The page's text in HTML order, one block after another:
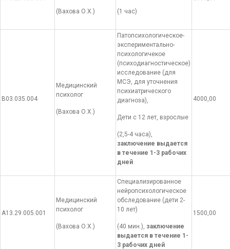
(Вахова О.Х.) (1 час)
В03.035.004
Медицинский
психолог
(Вахова О.Х.)
Патопсихологическое-
экспериментально-
психологичекое
(психодиагностическое)
исследование (для
МСЭ, для уточнения
психиатрического
диагноза),
Дети с 12 лет, взрослые
(2,5-4 часа),
заключение выдается
в течение 1-3 рабочих
дней
4000,00
А13.29.005.001
Медицинский
психолог
(Вахова О.Х.)
Специализированное
нейропсихологическое
обследование (дети 2-
10 лет)
(40 мин.), заключение
выдается в течение 1-
3 рабочих дней
1500,00